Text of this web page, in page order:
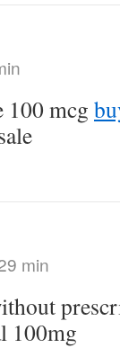
100 mcg
min
100mg